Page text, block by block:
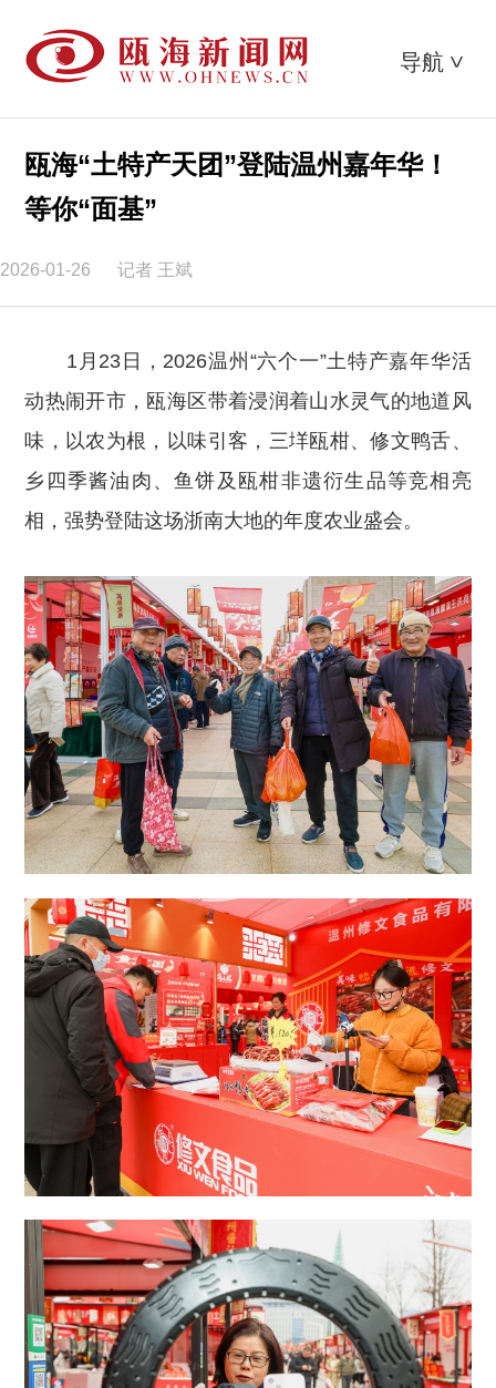
导航 >
瓯海“土特产天团”登陆温州嘉年华！
等你“面基”
2026-01-26 记者 王斌
1月23日，2026温州“六个一”土特产嘉年华活
动热闹开市，瓯海区带着浸润着山水灵气的地道风
味，以农为根，以味引客，三垟瓯柑、修文鸭舌、
乡四季酱油肉、鱼饼及瓯柑非遗衍生品等竞相亮
相，强势登陆这场浙南大地的年度农业盛会。